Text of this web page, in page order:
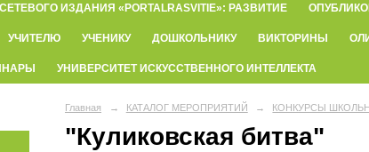
ИЗДАНИЯ «PORTALRASVITIE»: РАЗВИТИЕ
УЧИТЕЛЮ УЧЕНИКУ ДОШКОЛЬНИКУ ВИКТОРИНЫ
УНИВЕРСИТЕТ ИСКУССТВЕННОГО ИНТЕЛЛЕКТА
Главная → КАТАЛОГ МЕРОПРИЯТИЙ → КОНКУРСЫ
"Куликовская битва"